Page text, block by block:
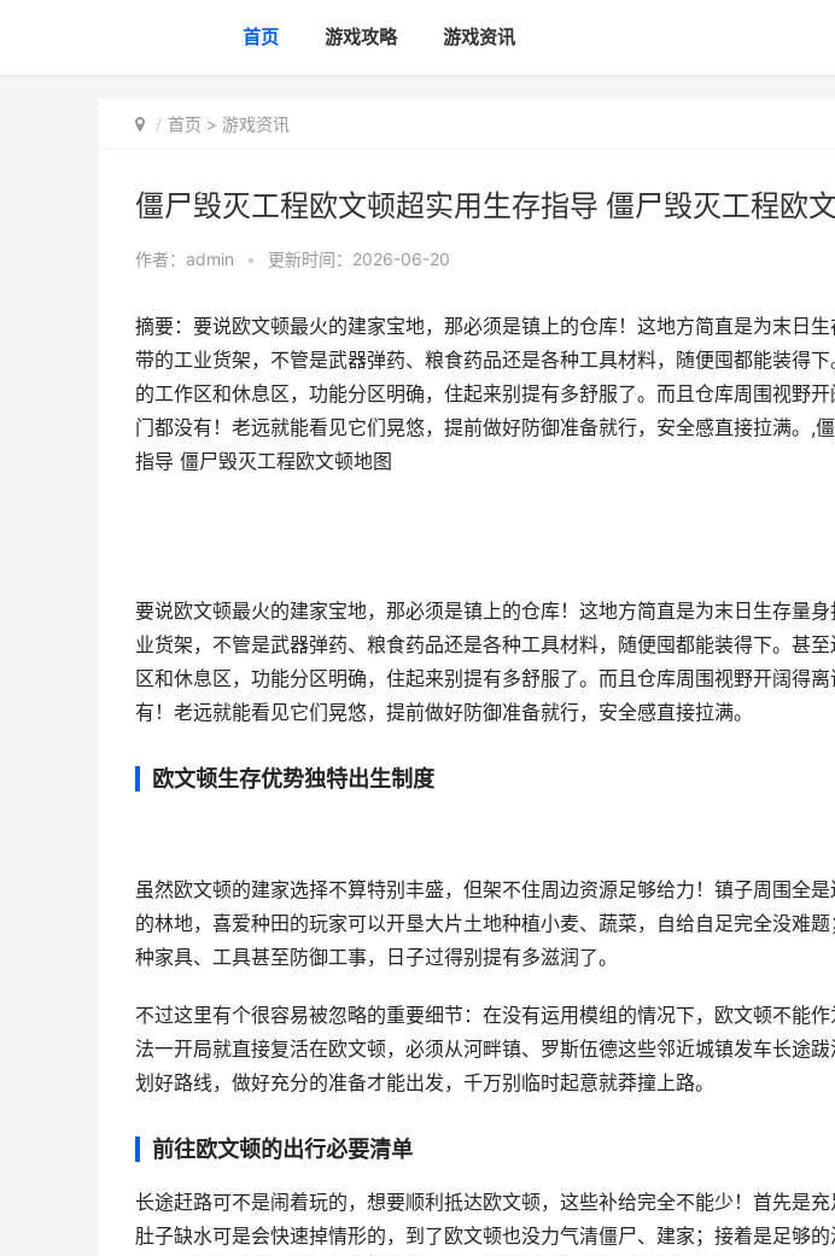
首页 游戏攻略 游戏资讯
首页 > 游戏资讯
僵尸毁灭工程欧文顿超实用生存指导 僵尸毁灭工程欧
作者： admin • 更新时间：2026-06-20
摘要：要说欧文顿最火的建家宝地，那必须是镇上的仓库！这地方简直是为末日
带的工业货架，不管是武器弹药、粮食药品还是各种工具材料，随便囤都能装得
的工作区和休息区，功能分区明确，住起来别提有多舒服了。而且仓库周围视野开
门都没有！老远就能看见它们晃悠，提前做好防御准备就行，安全感直接拉满。,
指导 僵尸毁灭工程欧文顿地图
要说欧文顿最火的建家宝地，那必须是镇上的仓库！这地方简直是为末日生存量
业货架，不管是武器弹药、粮食药品还是各种工具材料，随便囤都能装得下。甚
区和休息区，功能分区明确，住起来别提有多舒服了。而且仓库周围视野开阔得
有！老远就能看见它们晃悠，提前做好防御准备就行，安全感直接拉满。
欧文顿生存优势独特出生制度
虽然欧文顿的建家选择不算特别丰盛，但架不住周边资源足够给力！镇子周围全
的林地，喜爱种田的玩家可以开垦大片土地种植小麦、蔬菜，自给自足完全没难
种家具、工具甚至防御工事，日子过得别提有多滋润了。
不过这里有个很容易被忽略的重要细节：在没有运用模组的情况下，欧文顿不能
法一开局就直接复活在欧文顿，必须从河畔镇、罗斯伍德这些邻近城镇发车长途
划好路线，做好充分的准备才能出发，千万别临时起意就莽撞上路。
前往欧文顿的出行必要清单
长途赶路可不是闹着玩的，想要顺利抵达欧文顿，这些补给完全不能少！首先是
肚子缺水可是会快速掉情形的，到了欧文顿也没力气清僵尸、建家；接着是足够